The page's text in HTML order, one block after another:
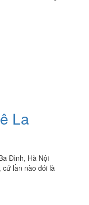
La
Đình, Hà Nội
cứ lần nào đói là